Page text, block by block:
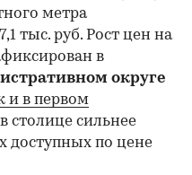
метра
тыс. руб. Рост цен на
в
округе
и в первом
столице сильнее
доступных по цене